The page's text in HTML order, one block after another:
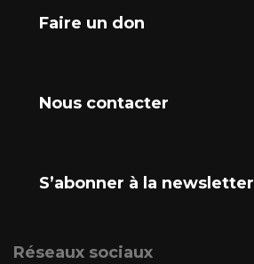
Faire un don
Nous contacter
S’abonner à la newsletter
Réseaux sociaux